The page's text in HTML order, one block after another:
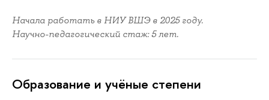
Начала работать в НИУ ВШЭ в 2025 году.
Научно-педагогический стаж: 5 лет.
Oбразование и учёные степени